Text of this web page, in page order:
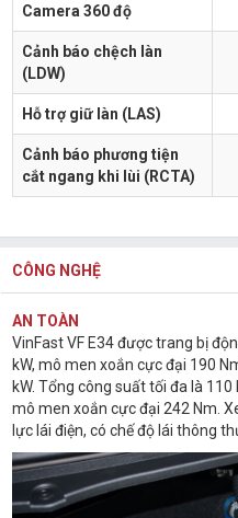
Camera 360 độ
Cảnh báo chệch làn
(LDW)
Hỗ trợ giữ làn (LAS)
Cảnh báo phương tiện
cắt ngang khi lùi (RCTA)
CÔNG NGHỆ
AN TOÀN
VinFast VF E34 được trang bị
kW, mô men xoắn cực đại 190
kW. Tổng công suất tối đa là
mô men xoắn cực đại 242 Nm.
lực lái điện, có chế độ lái thông